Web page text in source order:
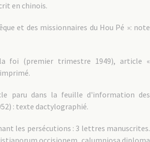
en chinois.
et des missionnaires du Hou Pé »: note
foi (premier trimestre 1949), article «
imprimé.
paru dans la feuille d'information des
: texte dactylographié.
les persécutions : 3 lettres manuscrites.
occisionem, calumniosa diploma